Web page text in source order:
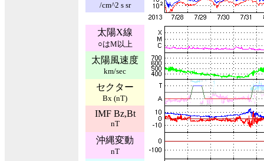
/cm^2 s sr
太陽X線
○はM以上
太陽風速度
km/sec
セクター
Bx (nT)
IMF Bz,Bt
nT
沖縄変動
nT